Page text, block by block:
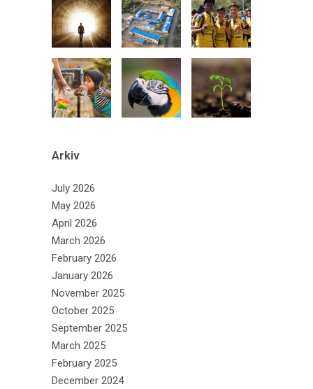
Arkiv
July 2026
May 2026
April 2026
March 2026
February 2026
January 2026
November 2025
October 2025
September 2025
March 2025
February 2025
December 2024